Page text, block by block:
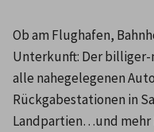
Ob am Flughafen,
Unterkunft: Der
alle nahegelegenen
Rückgabestationen in
Landpartien…und mehr